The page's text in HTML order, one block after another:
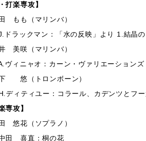
打楽専攻】
もも（マリンバ）
ックマン：「水の反映」より 1.結晶の
美咲（マリンバ）
ィニャオ：カーン・ヴァリエーションズ
下 悠（トロンボーン）
ィティユー：コラール、カデンツとフー
専攻】
悠花（ソプラノ）
喜直：桐の花